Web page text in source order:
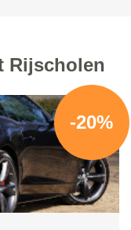
Rijscholen
-20%